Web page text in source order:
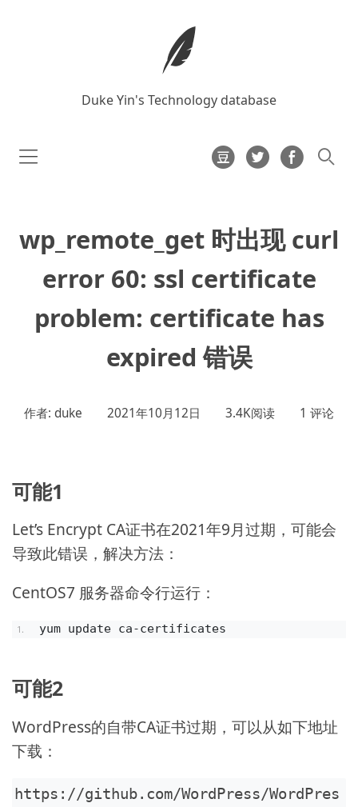
Duke Yin's Technology database
wp_remote_get 时出现 curl
error 60: ssl certificate
problem: certificate has
expired 错误
作者: duke 2021年10月12日 3.4K阅读 1 评论
可能1
Let’s Encrypt CA证书在2021年9月过期，可能会
导致此错误，解决方法：
CentOS7 服务器命令行运行：
yum update ca-certificates
可能2
WordPress的自带CA证书过期，可以从如下地址
下载：
https://github.com/WordPress/WordPres